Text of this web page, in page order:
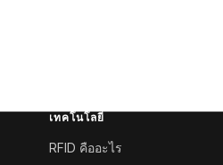
เทคโนโลยี
RFID คืออะไร